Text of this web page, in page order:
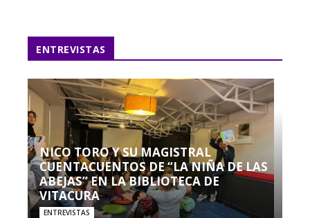
ENTREVISTAS
NICO TORO Y SU MAGISTRAL
CUENTACUENTOS DE “LA NIÑA DE LAS
ABEJAS” EN LA BIBLIOTECA DE
VITACURA
ENTREVISTAS